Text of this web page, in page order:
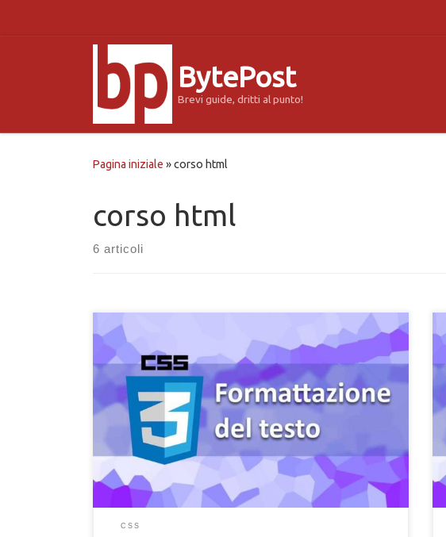
BytePost
Brevi guide, dritti al punto!
Pagina iniziale »corso html
corso html
6 articoli
Come formattare e modificare il testo di una pagina web
con il CSS. Scopri gli attributi CSS per la modifica del testo,
dei caratteri e dei paragrafi di una pagina HTML.
CSS